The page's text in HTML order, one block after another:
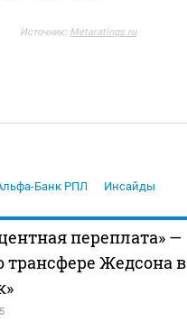
Источник: Metaratings.ru
Банк РПЛ Инсайды
переплата» —
трансфере Жедсона в